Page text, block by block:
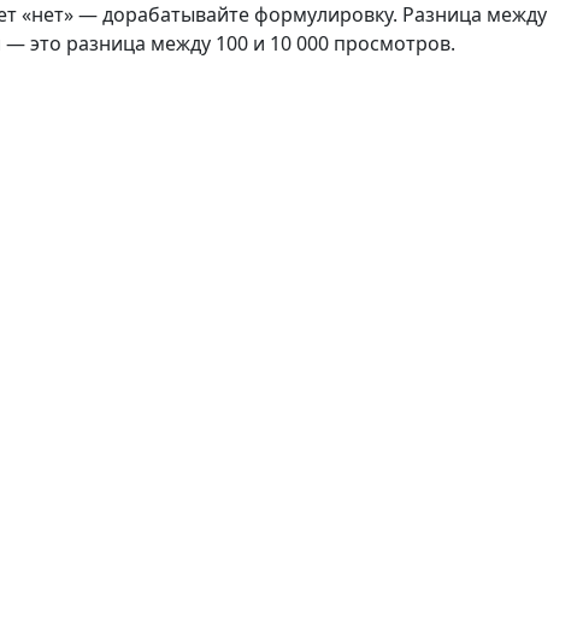
«нет» — дорабатывайте формулировку. Разница между
это разница между 100 и 10 000 просмотров.